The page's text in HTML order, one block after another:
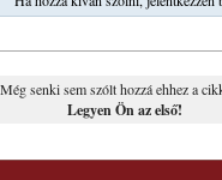
Még senki sem szólt hozzá ehhez a
Legyen Ön az első!